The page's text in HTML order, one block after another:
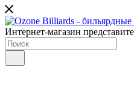
Интернет-магазин